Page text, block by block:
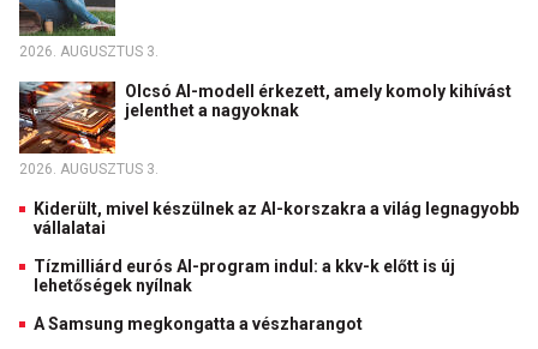
2026. AUGUSZTUS 3.
Olcsó AI-modell érkezett, amely komoly kihívást
jelenthet a nagyoknak
2026. AUGUSZTUS 3.
Kiderült, mivel készülnek az AI-korszakra a világ legnagyobb
vállalatai
Tízmilliárd eurós AI-program indul: a kkv-k előtt is új
lehetőségek nyílnak
A Samsung megkongatta a vészharangot